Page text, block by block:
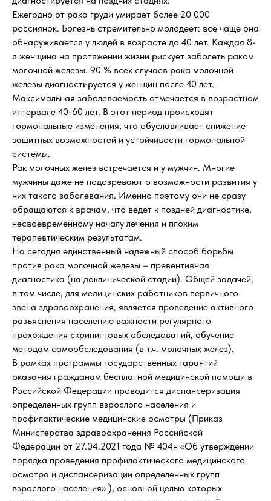
Ежегодно от рака груди умирает более 20 000
россиянок. Болезнь стремительно молодеет: все чаще она
обнаруживается у людей в возрасте до 40 лет. Каждая 8-
я женщина на протяжении жизни рискует заболеть раком
молочной железы. 90 % всех случаев рака молочной
железы диагностируется у женщин после 40 лет.
Максимальная заболеваемость отмечается в возрастном
интервале 40-60 лет. В этот период происходят
гормональные изменения, что обуславливает снижение
защитных возможностей и устойчивости гормональной
системы.
Рак молочных желез встречается и у мужчин. Многие
мужчины даже не подозревают о возможности развития у
них такого заболевания. Именно поэтому они не сразу
обращаются к врачам, что ведет к поздней диагностике,
несвоевременному началу лечения и плохим
терапевтическим результатам.
На сегодня единственный надежный способ борьбы
против рака молочной железы – превентивная
диагностика (на доклинической стадии). Общей задачей,
в том числе, для медицинских работников первичного
звена здравоохранения, является проведение активного
разъяснения населению важности регулярного
прохождения скрининговых обследований, обучение
методам самообследования (в т.ч. молочных желез).
В рамках программы государственных гарантий
оказания гражданам бесплатной медицинской помощи в
Российской Федерации проводится диспансеризация
определенных групп взрослого населения и
профилактические медицинские осмотры (Приказ
Министерства здравоохранения Российской
Федерации от 27.04.2021 года № 404н «Об утверждении
порядка проведения профилактического медицинского
осмотра и диспансеризации определенных групп
взрослого населения» ), основной целью которых